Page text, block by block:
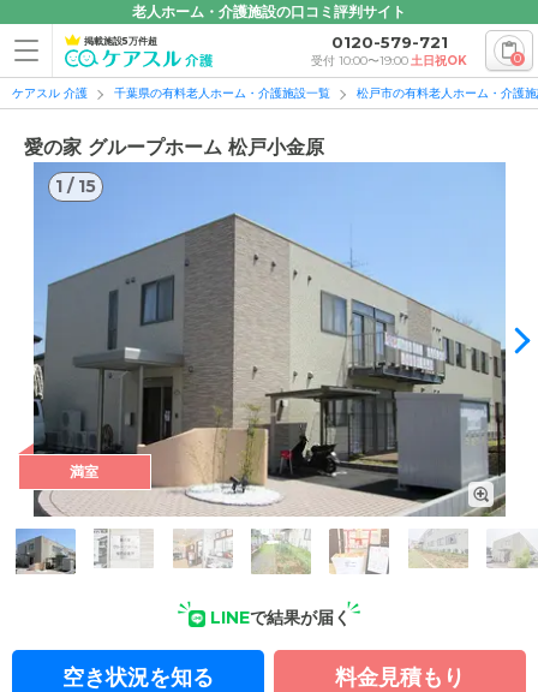
老人ホーム・介護施設の口コミ評判サイト
掲載施設5万件超 0120-579-721
受付 10:00〜19:00土日祝OK 0
ケアスル 介護 千葉県の有料老人ホーム・介護施設一覧 松戸市の有料老人ホーム・介護
愛の家 グループホーム 松戸小金原
1 / 15
外観: 外観は落ち着いた雰囲気のたたずまい。全館バリアフリ
満室
LINEで結果が届く
空き状況を知る 料金見積もり